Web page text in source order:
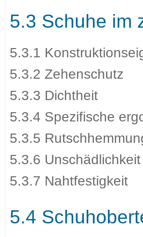
5.3 Schuhe im
5.3.1
5.3.2 Zehenschutz
5.3.3 Dichtheit
5.3.4 Spezifische
5.3.5
5.3.6 Unschädlichkeit
5.3.7 Nahtfestigkeit
5.4